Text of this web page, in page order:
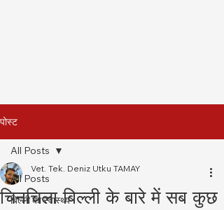
पोस्ट
All Posts
बिल्ली का स्वास्थ्य
All Posts
चिनचिला बिल्ली के बारे में सब कुछ
Vet. Tek. Deniz Utku TAMAY